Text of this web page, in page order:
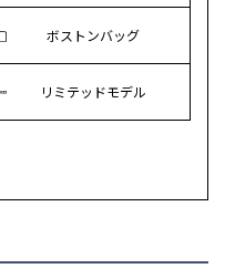
ボストンバッグ
リミテッドモデル